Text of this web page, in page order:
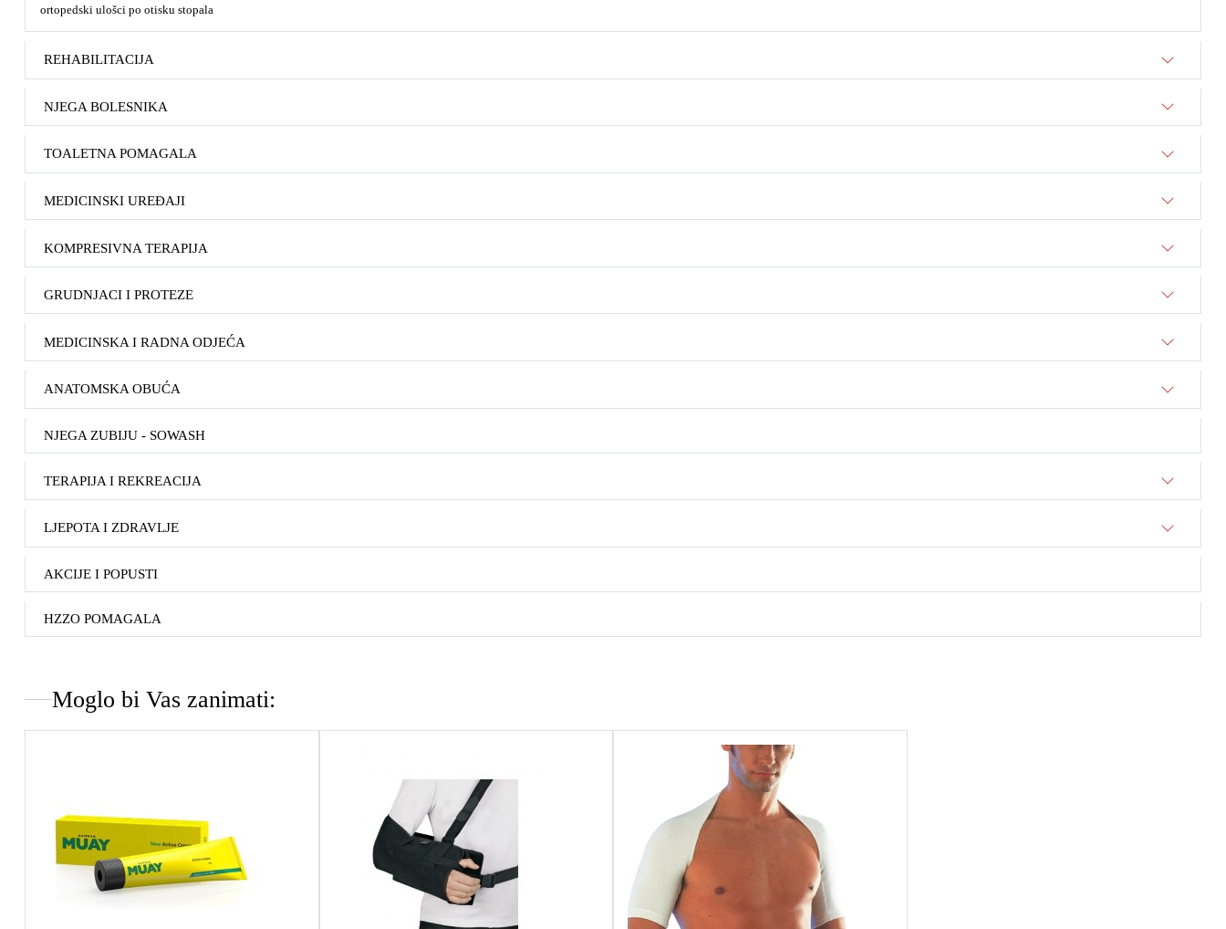
ortopedski ulošci po otisku stopala
REHABILITACIJA
NJEGA BOLESNIKA
TOALETNA POMAGALA
MEDICINSKI UREĐAJI
KOMPRESIVNA TERAPIJA
GRUDNJACI I PROTEZE
MEDICINSKA I RADNA ODJEĆA
ANATOMSKA OBUĆA
NJEGA ZUBIJU - SOWASH
TERAPIJA I REKREACIJA
LJEPOTA I ZDRAVLJE
AKCIJE I POPUSTI
HZZO POMAGALA
Moglo bi Vas zanimati: